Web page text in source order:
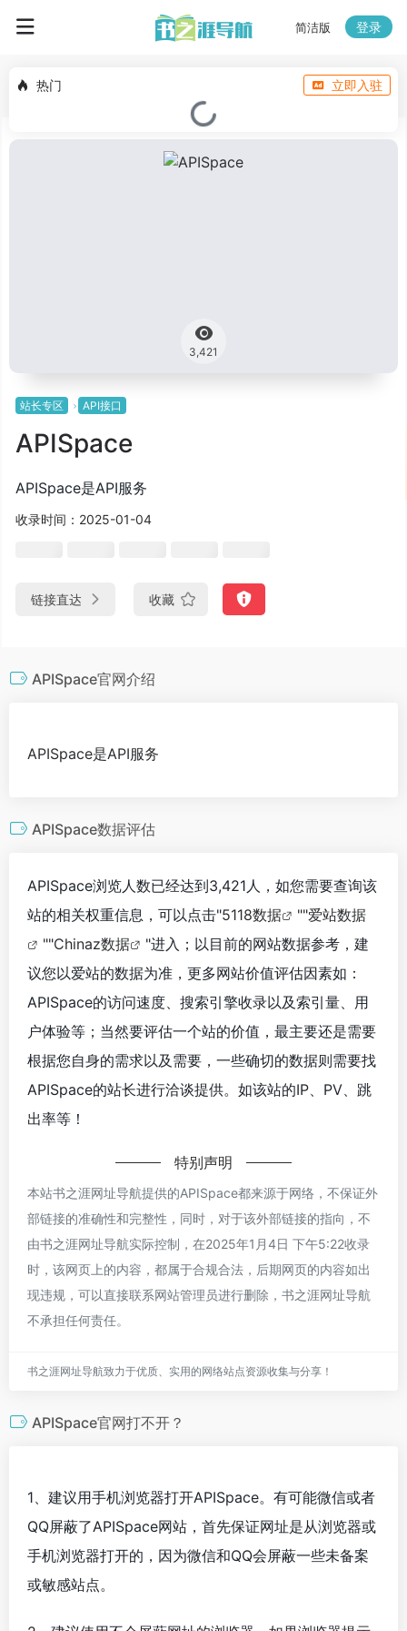
简洁版 登录
热门 立即入驻
3,421
站长专区 API接口
APISpace
APISpace是API服务
收录时间：2025-01-04
链接直达 收藏
APISpace官网介绍
APISpace是API服务
APISpace数据评估
APISpace浏览人数已经达到3,421人，如您需要查询该
站的相关权重信息，可以点击"5118数据 ""爱站数据
""Chinaz数据
"进入；以目前的网站数据参考，建
议您以爱站的数据为准，更多网站价值评估因素如：
APISpace的访问速度、搜索引擎收录以及索引量、用
户体验等；当然要评估一个站的价值，最主要还是需要
根据您自身的需求以及需要，一些确切的数据则需要找
APISpace的站长进行洽谈提供。如该站的IP、PV、跳
出率等！
特别声明
本站书之涯网址导航提供的APISpace都来源于网络，不保证外
部链接的准确性和完整性，同时，对于该外部链接的指向，不
由书之涯网址导航实际控制，在2025年1月4日 下午5:22收录
时，该网页上的内容，都属于合规合法，后期网页的内容如出
现违规，可以直接联系网站管理员进行删除，书之涯网址导航
不承担任何责任。
书之涯网址导航致力于优质、实用的网络站点资源收集与分享！
APISpace官网打不开？
1、建议用手机浏览器打开APISpace。有可能微信或者
QQ屏蔽了APISpace网站，首先保证网址是从浏览器或
手机浏览器打开的，因为微信和QQ会屏蔽一些未备案
或敏感站点。